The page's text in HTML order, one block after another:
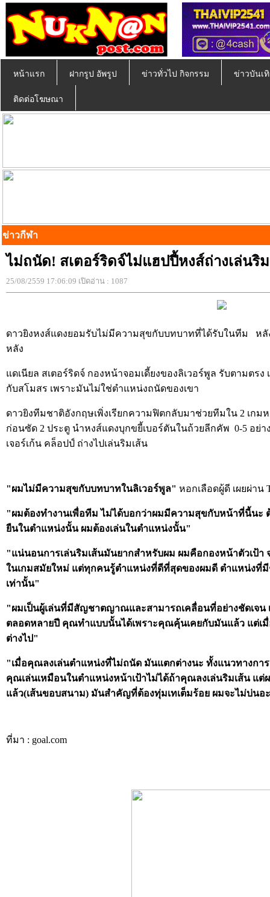
หน้าแรก ฝากรูป อัพรูป ข่าวทั่วไป กิจกรรม ข่าวบันเ
ติดต่อโฆษณา
ข่าวกีฬา
ไม่ถนัด! สเตอร์ริดจ์ไม่แฮปปี้หงส์ถ่างเล่นริ
25/08/2559 17:06:09 เปิดอ่าน : 1087
ดาวยิงหงส์แดงยอมรับไม่มีความสุขกับบทบาทที่ได้รับในทีม หลั
หลัง
แดเนียล สเตอร์ริดจ์ กองหน้าจอมเดี้ยงของลิเวอร์พูล รับตามตร
กับสโมสร เพราะมันไม่ใช่ตำแหน่งถนัดของเขา
ดาวยิงทีมชาติอังกฤษเพิ่งเรียกความฟิตกลับมาช่วยทีมใน 2 เกม
ก่อนซัด 2 ประตู นำหงส์แดงบุกขยี้เบอร์ตันในถ้วยลีกคัพ 0-5 อย่
เจอร์เก้น คล็อปป์ ถ่างไปเล่นริมเส้น
"ผมไม่มีความสุขกับบทบาทในลิเวอร์พูล" หอกเลือดผู้ดี เผยผ่าน
"ผมต้องทำงานเพื่อทีม ไม่ได้บอกว่าผมมีความสุขกับหน้าที่นี้นะ
ยืนในตำแหน่งนั้น ผมต้องเล่นในตำแหน่งนั้น"
"แน่นอนการเล่นริมเส้นมันยากสำหรับผม ผมคือกองหน้าตัวเป้
ในเกมสมัยใหม่ แต่ทุกคนรู้ตำแหน่งที่ดีที่สุดของผมดี ตำแหน่งที่
เท่านั้น"
"ผมเป็นผู้เล่นที่มีสัญชาตญาณและสามารถเคลื่อนที่อย่างชัดเจน
ตลอดหลายปี คุณทำแบบนั้นได้เพราะคุณคุ้นเคยกับมันแล้ว แต่
ต่างไป"
"เมื่อคุณลงเล่นตำแหน่งที่ไม่ถนัด มันแตกต่างนะ ทั้งแนวทางกา
คุณเล่นเหมือนในตำแหน่งหน้าเป้าไม่ได้ถ้าคุณลงเล่นริมเส้น แต่
แล้ว(เส้นขอบสนาม) มันสำคัญที่ต้องทุ่มเทเต็มร้อย ผมจะไม่บ่น
ที่มา : goal.com